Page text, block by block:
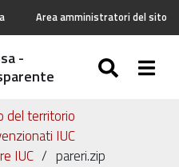
Area amministratori del sito
-
del territorio
IUC
IUC
pareri.zip